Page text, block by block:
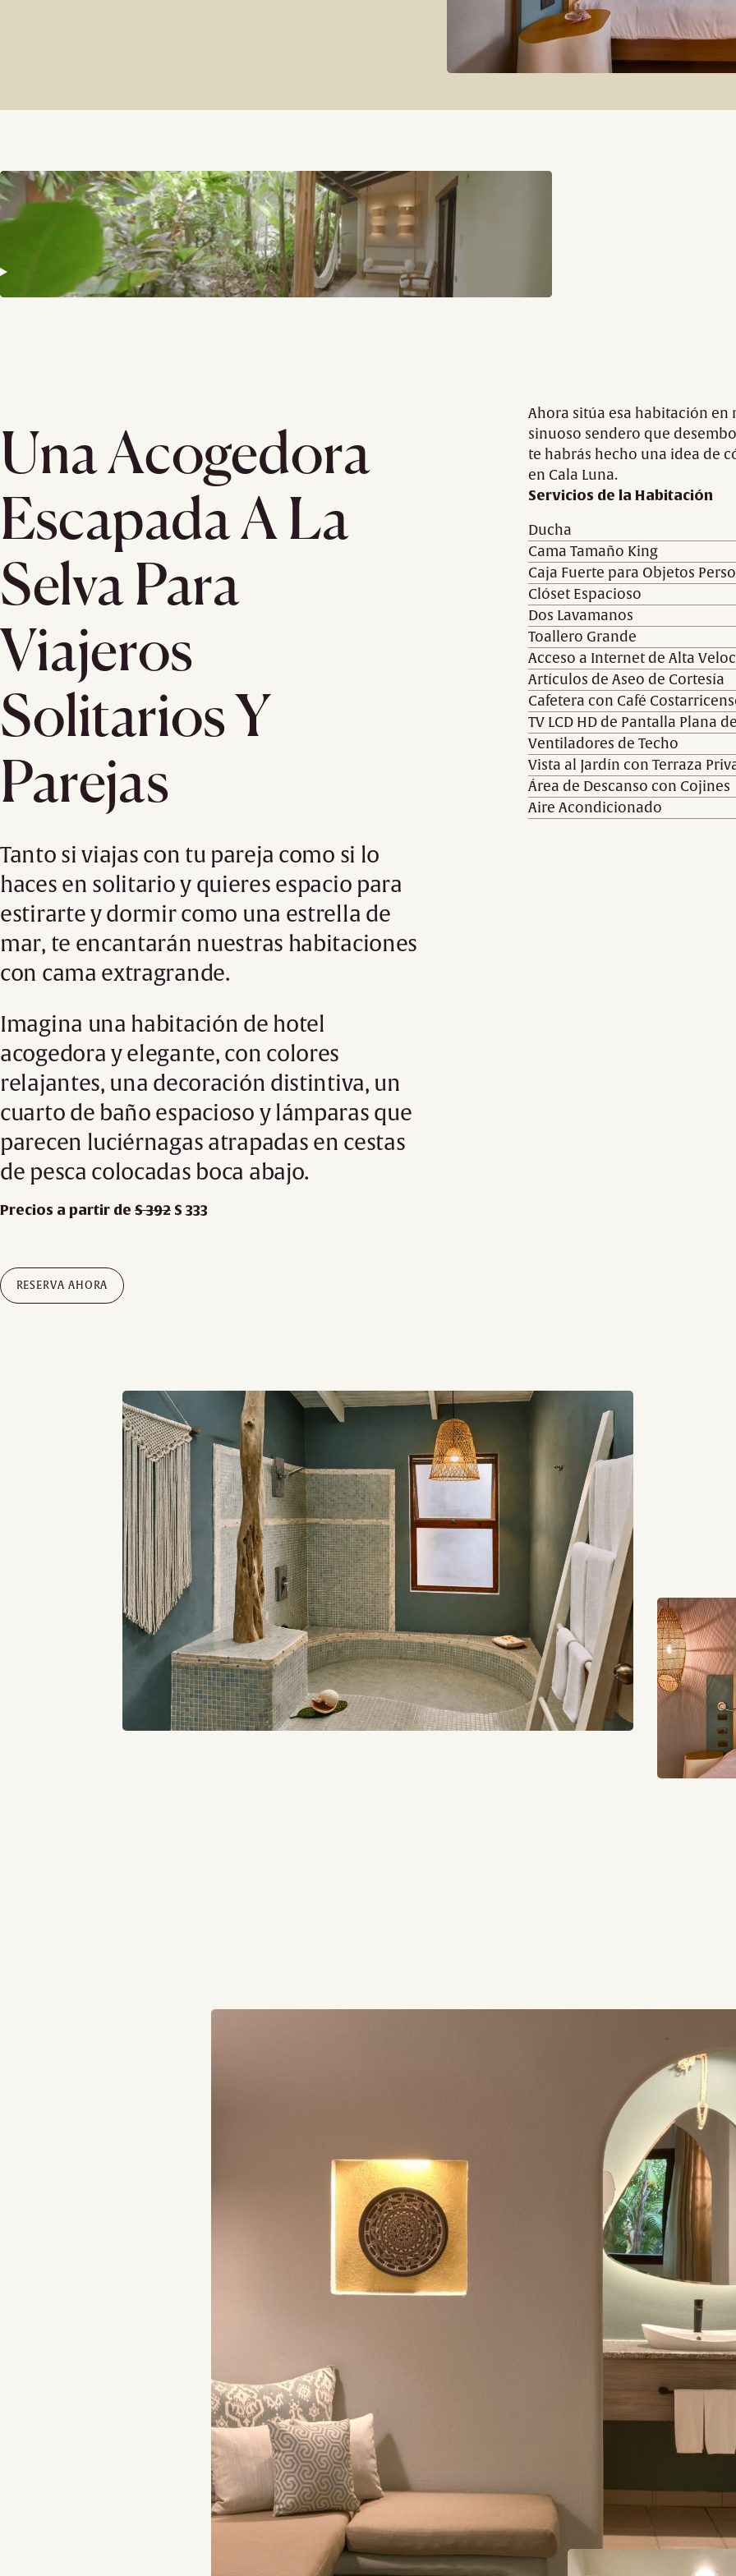
Una Acogedora
Escapada A La
Selva Para
Viajeros
Solitarios Y
Parejas
Tanto si viajas con tu pareja como si lo
haces en solitario y quieres espacio para
estirarte y dormir como una estrella de
mar, te encantarán nuestras habitaciones
con cama extragrande.
Imagina una habitación de hotel
acogedora y elegante, con colores
relajantes, una decoración distintiva, un
cuarto de baño espacioso y lámparas que
parecen luciérnagas atrapadas en cestas
de pesca colocadas boca abajo.
Precios a partir de $ 392 $ 333
RESERVA AHORA
Ahora sitúa esa habitación en
sinuoso sendero que
te habrás hecho una idea de
en Cala Luna.
Servicios de la Habitación
Ducha
Cama Tamaño King
Caja Fuerte para Objetos
Clóset Espacioso
Dos Lavamanos
Toallero Grande
Acceso a Internet de Alta
Artículos de Aseo de Cortesía
Cafetera con Café
TV LCD HD de Pantalla Plana
Ventiladores de Techo
Vista al Jardín con Terraza
Área de Descanso con Cojines
Aire Acondicionado